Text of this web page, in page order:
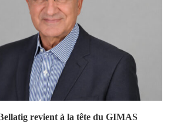
revient à la tête du GIMAS